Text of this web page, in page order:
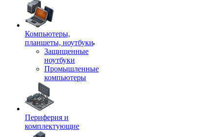
Компьютеры,
планшеты, ноутбуки
Защищенные
ноутбуки
Промышленные
компьютеры
Периферия и
комплектующие